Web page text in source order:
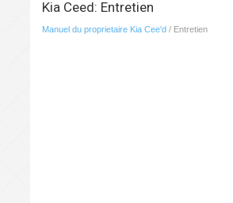
Kia Ceed: Entretien
Manuel du proprietaire Kia Cee'd / Entretien